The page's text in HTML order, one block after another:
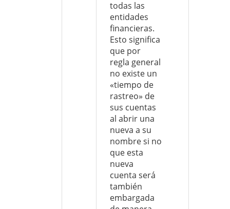
todas las
entidades
financieras.
Esto significa
que por
regla general
no existe un
«tiempo de
rastreo» de
sus cuentas
al abrir una
nueva a su
nombre si no
que esta
nueva
cuenta será
también
embargada